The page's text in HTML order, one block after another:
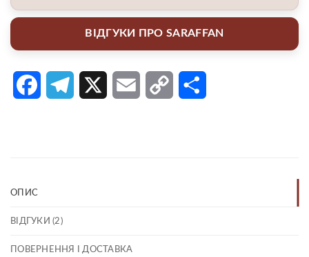
ВІДГУКИ ПРО SARAFFAN
FacebookTelegram Email Copy
ОПИС
ВІДГУКИ (2)
ПОВЕРНЕННЯ І ДОСТАВКА